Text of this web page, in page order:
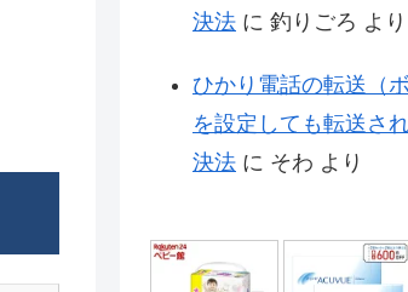
決法 に 釣りごろ より
ひかり電話の転送（
を設定しても転送さ
決法 に そわ より